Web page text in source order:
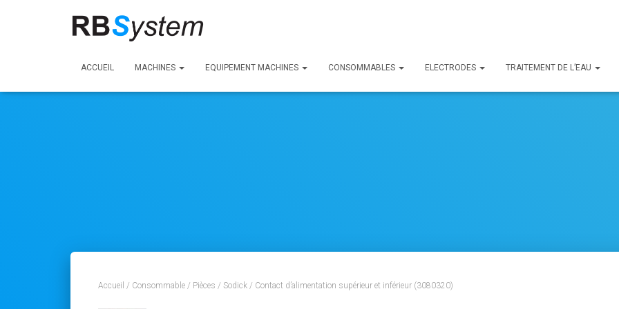
ACCUEIL MACHINES EQUIPEMENT MACHINES CONSOMMABLES ELECTRODES TRAITEMENT DE L’EAU
Accueil / Consommable / Pièces / Sodick / Contact d’alimentation supérieur et inférieur (3080320)